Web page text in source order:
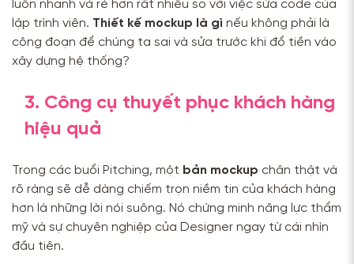
luôn nhanh và rẻ hơn rất nhiều so với việc sửa code của
lập trình viên. Thiết kế mockup là gì nếu không phải là
công đoạn để chúng ta sai và sửa trước khi đổ tiền vào
xây dựng hệ thống?
3. Công cụ thuyết phục khách hàng
hiệu quả
Trong các buổi Pitching, một bản mockup chân thật và
rõ ràng sẽ dễ dàng chiếm trọn niềm tin của khách hàng
hơn là những lời nói suông. Nó chứng minh năng lực thẩm
mỹ và sự chuyên nghiệp của Designer ngay từ cái nhìn
đầu tiên.